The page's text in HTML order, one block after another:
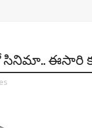
మరో సినిమా..